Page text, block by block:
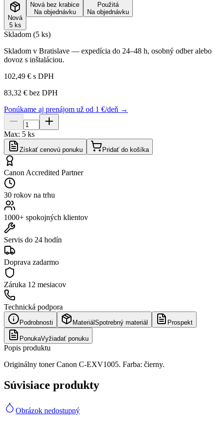
Nová
5 ks
Nová bez krabice
Na objednávku
Použitá
Na objednávku
Skladom (5 ks)
Skladom v Bratislave — expedícia do 24–48 h, osobný odber alebo
dovoz s inštaláciou.
102,49 € s DPH
83,32 € bez DPH
Ponúkame aj prenájom už od 1 €/deň →
Max: 5 ks
Získať cenovú ponuku Pridať do košíka
Canon Accredited Partner
30 rokov na trhu
1000+ spokojných klientov
Servis do 24 hodín
Doprava zadarmo
Záruka 12 mesiacov
Technická podpora
Podrobnosti Materiál Spotrebný materiál Prospekt
PonukaVyžiadať ponuku
Popis produktu
Originálny toner Canon C-EXV1005. Farba: čierny.
Súvisiace produkty
Obrázok nedostupný